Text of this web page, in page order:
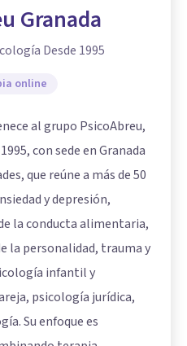
Granada
Desde 1995
online
al grupo PsicoAbreu,
con sede en Granada
que reúne a más de 50
y depresión,
la conducta alimentaria,
la personalidad, trauma y
infantil y
psicología jurídica,
Su enfoque es